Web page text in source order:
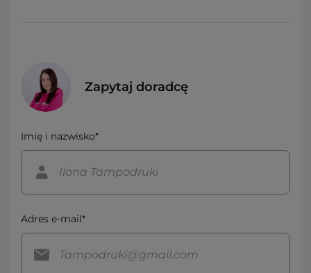
Zapytaj doradcę
Imię i nazwisko*
Adres e-mail*